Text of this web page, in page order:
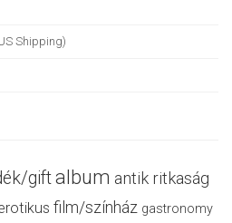
Shipping)
giftalbum antik ritkaság
film/színház gastronomy